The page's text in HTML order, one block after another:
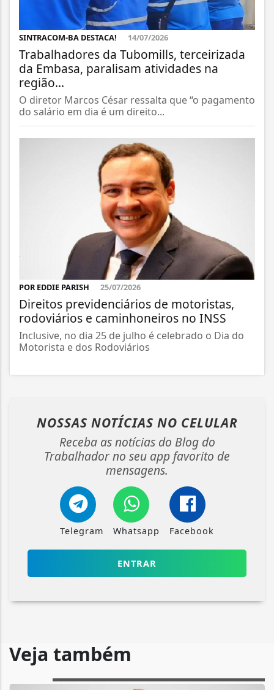
SINTRACOM-BA DESTACA! 14/07/2026
Trabalhadores da Tubomills, terceirizada
da Embasa, paralisam atividades na
região...
O diretor Marcos César ressalta que “o pagamento
do salário em dia é um direito...
POR EDDIE PARISH 25/07/2026
Direitos previdenciários de motoristas,
rodoviários e caminhoneiros no INSS
Inclusive, no dia 25 de julho é celebrado o Dia do
Motorista e dos Rodoviários
NOSSAS NOTÍCIAS NO CELULAR
Receba as notícias do Blog do
Trabalhador no seu app favorito de
mensagens.
Telegram Whatsapp Facebook
ENTRAR
Veja também